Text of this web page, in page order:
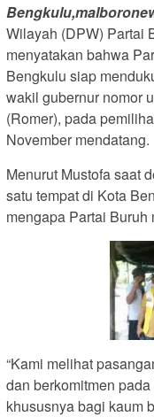
Wilayah (DPW) Partai
menyatakan bahwa
Bengkulu siap
wakil gubernur nomor
(Romer), pada
November mendatang.
Menurut Mustofa saat
satu tempat di Kota
mengapa Partai
“Kami melihat
dan berkomitmen
khususnya bagi kaum